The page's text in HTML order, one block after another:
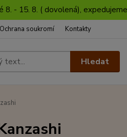
8. - 15. 8. ( dovolená),
Ochrana soukromí Kontakty
Hledat